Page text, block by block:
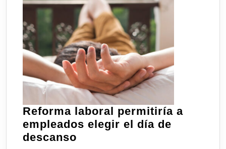
Reforma laboral permitiría a
empleados elegir el día de
descanso